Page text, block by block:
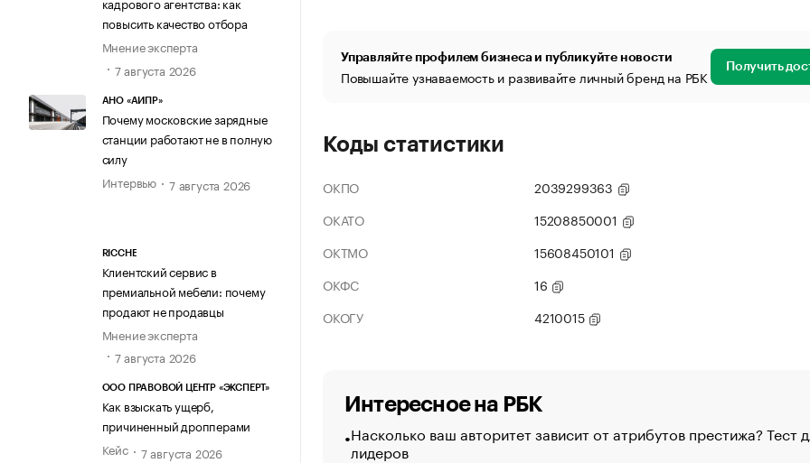
повысить качество отбора
Мнение эксперта
7 августа 2026
АНО «АИПР»
Почему московские зарядные
станции работают не в полную
силу
Интервью
7 августа 2026
RICCHE
Клиентский сервис в
премиальной мебели: почему
продают не продавцы
Мнение эксперта
7 августа 2026
ООО ПРАВОВОЙ ЦЕНТР «ЭКСПЕРТ»
Как взыскать ущерб,
причиненный дропперами
Кейс
7 августа 2026
Управляйте профилем бизнеса и публикуйте новости
Повышайте узнаваемость и развивайте личный бренд на РБК Получить
Коды статистики
ОКПО
2039299363
ОКАТО
15208850001
ОКТМО
15608450101
ОКФС
16
ОКОГУ
4210015
Интересное на РБК
Насколько ваш авторитет зависит от атрибутов престижа? Тест
лидеров